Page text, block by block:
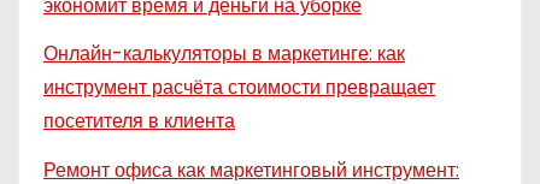
Онлайн-калькуляторы в маркетинге: как
инструмент расчёта стоимости превращает
посетителя в клиента
Ремонт офиса как маркетинговый инструмент: